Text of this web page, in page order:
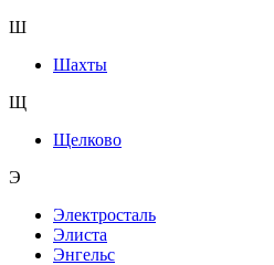
Ш
Шахты
Щ
Щелково
Э
Электросталь
Элиста
Энгельс